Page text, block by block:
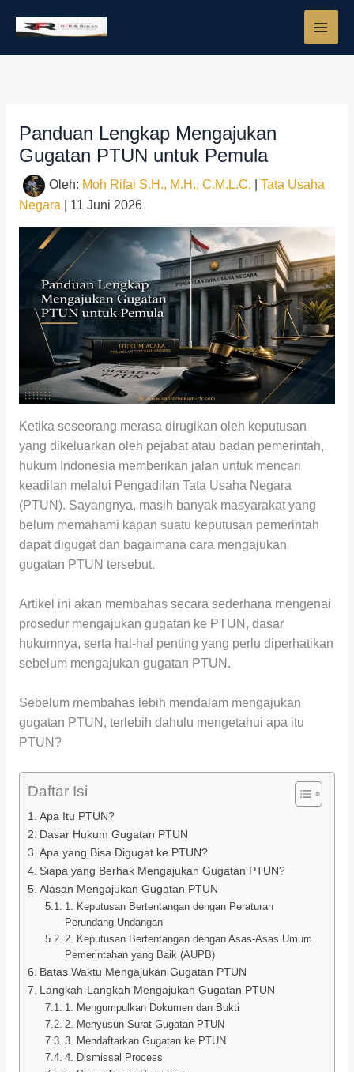
Panduan Lengkap Mengajukan
Gugatan PTUN untuk Pemula
Oleh: Moh Rifai S.H., M.H., C.M.L.C.
Tata Usaha
Negara
11 Juni 2026
Ketika seseorang merasa dirugikan oleh keputusan
yang dikeluarkan oleh pejabat atau badan pemerintah,
hukum Indonesia memberikan jalan untuk mencari
keadilan melalui Pengadilan Tata Usaha Negara
(PTUN). Sayangnya, masih banyak masyarakat yang
belum memahami kapan suatu keputusan pemerintah
dapat digugat dan bagaimana cara mengajukan
gugatan PTUN tersebut.
Artikel ini akan membahas secara sederhana mengenai
prosedur mengajukan gugatan ke PTUN, dasar
hukumnya, serta hal-hal penting yang perlu diperhatikan
sebelum mengajukan gugatan PTUN.
Sebelum membahas lebih mendalam mengajukan
gugatan PTUN, terlebih dahulu mengetahui apa itu
PTUN?
Daftar Isi
Apa Itu PTUN?
Dasar Hukum Gugatan PTUN
Apa yang Bisa Digugat ke PTUN?
Siapa yang Berhak Mengajukan Gugatan PTUN?
Alasan Mengajukan Gugatan PTUN
1. Keputusan Bertentangan dengan Peraturan
Perundang-Undangan
2. Keputusan Bertentangan dengan Asas-Asas Umum
Pemerintahan yang Baik (AUPB)
Batas Waktu Mengajukan Gugatan PTUN
Langkah-Langkah Mengajukan Gugatan PTUN
1. Mengumpulkan Dokumen dan Bukti
2. Menyusun Surat Gugatan PTUN
3. Mendaftarkan Gugatan ke PTUN
4. Dismissal Process